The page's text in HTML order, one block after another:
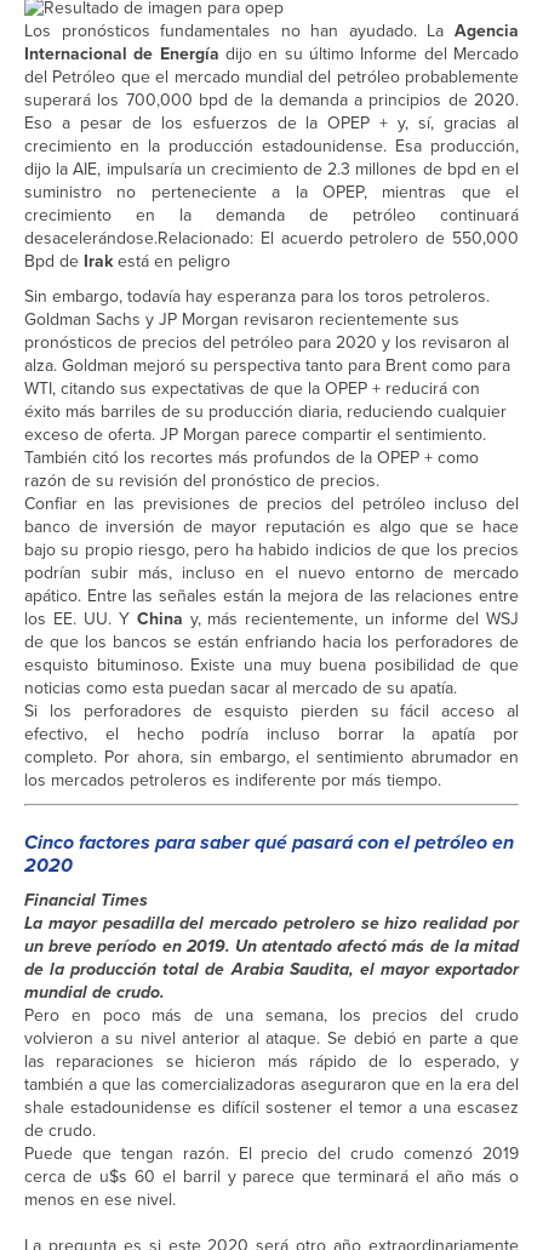
Los pronósticos fundamentales no han ayudado. La Agencia
Internacional de Energía dijo en su último Informe del Mercado
del Petróleo que el mercado mundial del petróleo probablemente
superará los 700,000 bpd de la demanda a principios de 2020.
Eso a pesar de los esfuerzos de la OPEP + y, sí, gracias al
crecimiento en la producción estadounidense. Esa producción,
dijo la AIE, impulsaría un crecimiento de 2.3 millones de bpd en el
suministro no perteneciente a la OPEP, mientras que el
crecimiento en la demanda de petróleo continuará
desacelerándose.Relacionado: El acuerdo petrolero de 550,000
Bpd de Irakestá en peligro
Sin embargo, todavía hay esperanza para los toros petroleros.
Goldman Sachs y JP Morgan revisaron recientemente sus
pronósticos de precios del petróleo para 2020 y los revisaron al
alza. Goldman mejoró su perspectiva tanto para Brent como para
WTI, citando sus expectativas de que la OPEP + reducirá con
éxito más barriles de su producción diaria, reduciendo cualquier
exceso de oferta. JP Morgan parece compartir el sentimiento.
También citó los recortes más profundos de la OPEP + como
razón de su revisión del pronóstico de precios.
Confiar en las previsiones de precios del petróleo incluso del
banco de inversión de mayor reputación es algo que se hace
bajo su propio riesgo, pero ha habido indicios de que los precios
podrían subir más, incluso en el nuevo entorno de mercado
apático. Entre las señales están la mejora de las relaciones entre
los EE. UU. YChina y, más recientemente, un informe del WSJ
de que los bancos se están enfriando hacia los perforadores de
esquisto bituminoso. Existe una muy buena posibilidad de que
noticias como esta puedan sacar al mercado de su apatía.
Si los perforadores de esquisto pierden su fácil acceso al
efectivo, el hecho podría incluso borrar la apatía por
completo. Por ahora, sin embargo, el sentimiento abrumador en
los mercados petroleros es indiferente por más tiempo.
Cinco factores para saber qué pasará con el petróleo en
2020
Financial Times
La mayor pesadilla del mercado petrolero se hizo realidad por
un breve período en 2019. Un atentado afectó más de la mitad
de la producción total de Arabia Saudita, el mayor exportador
mundial de crudo.
Pero en poco más de una semana, los precios del crudo
volvieron a su nivel anterior al ataque. Se debió en parte a que
las reparaciones se hicieron más rápido de lo esperado, y
también a que las comercializadoras aseguraron que en la era del
shale estadounidense es difícil sostener el temor a una escasez
de crudo.
Puede que tengan razón. El precio del crudo comenzó 2019
cerca de u$s 60 el barril y parece que terminará el año más o
menos en ese nivel.